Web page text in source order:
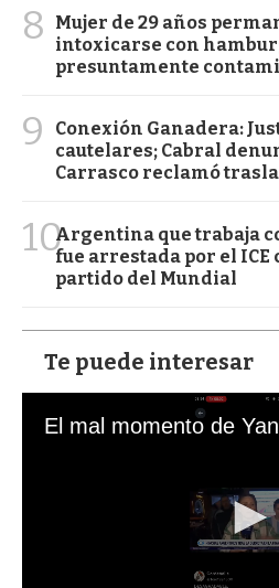
8
Mujer de 29 años
intoxicarse con
presuntamente
9
Conexión Ganadera:
cautelares; Cabral
Carrasco reclamó
10Argentina que trabaja
fue arrestada por el ICE
partido del Mundial
Te puede interesar